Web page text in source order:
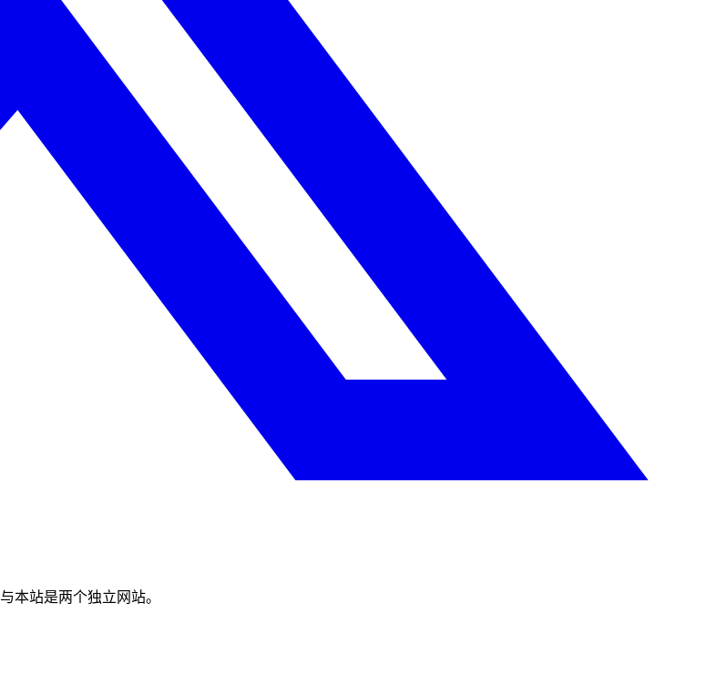
与本站是两个独立网站。